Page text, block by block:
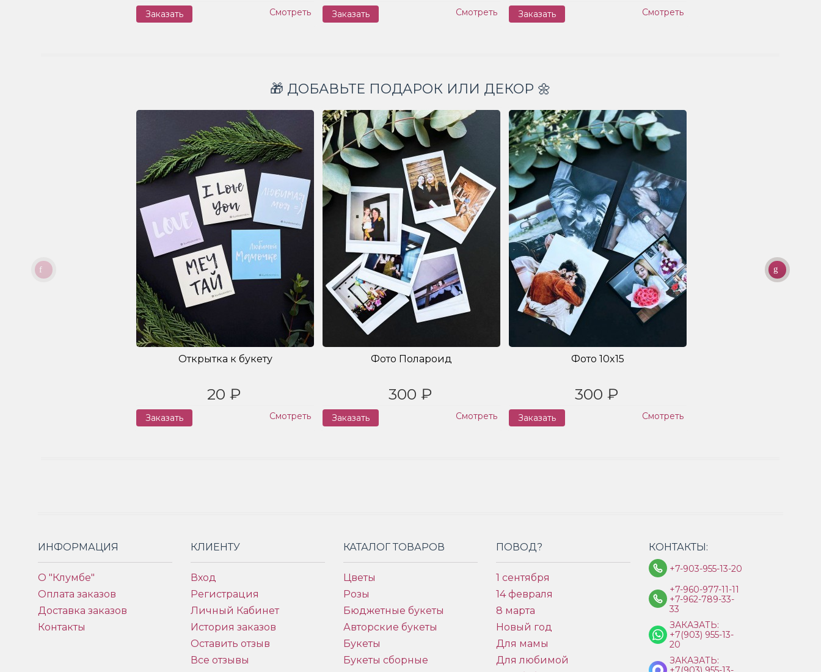
Заказать Смотреть Заказать Смотреть Заказать Смотреть
🎁 ДОБАВЬТЕ ПОДАРОК ИЛИ ДЕКОР 🌼
Открытка к букету
20 ₽
Заказать Смотреть
Фото Полароид
300 ₽
Заказать Смотреть
Фото 10x15
300 ₽
Заказать Смотреть
ИНФОРМАЦИЯ
О "Клумбе"
Оплата заказов
Доставка заказов
Контакты
КЛИЕНТУ
Вход
Регистрация
Личный Кабинет
История заказов
Оставить отзыв
Все отзывы
КАТАЛОГ ТОВАРОВ
Цветы
Розы
Бюджетные букеты
Авторские букеты
Букеты
Букеты сборные
ПОВОД?
1 сентября
14 февраля
8 марта
Новый год
Для мамы
Для любимой
КОНТАКТЫ:
+7-903-955-13-20
+7-960-977-11-11
+7-962-789-33-
33
ЗАКАЗАТЬ:
+7(903) 955-13-
20
ЗАКАЗАТЬ: